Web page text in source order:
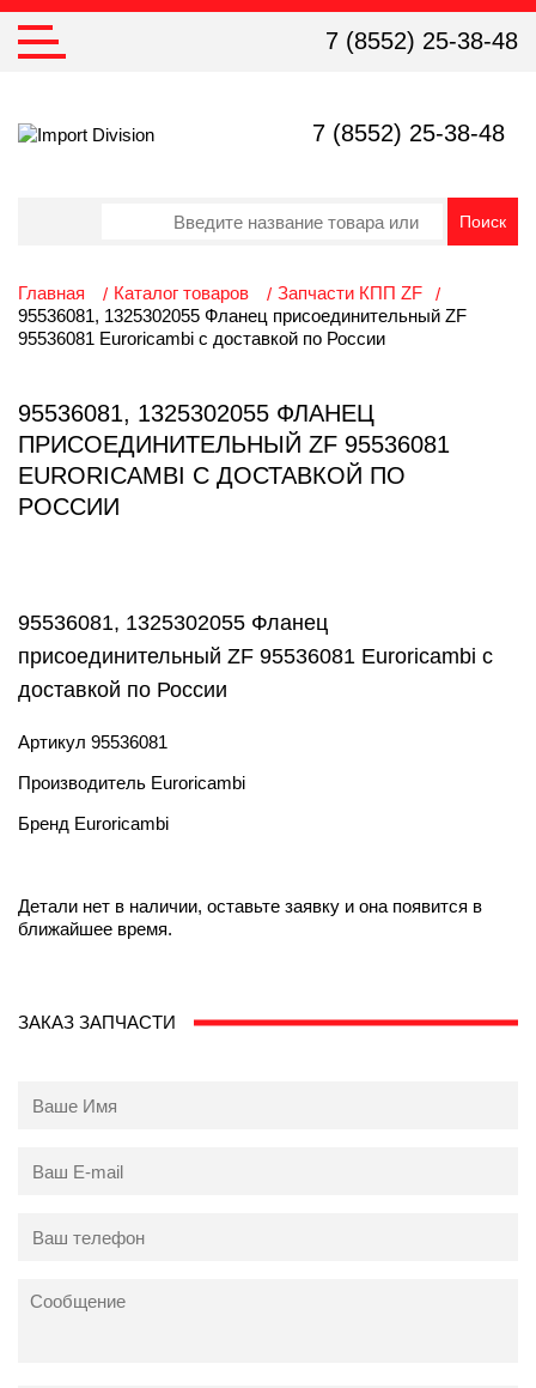
7 (8552) 25-38-48
7 (8552) 25-38-48
Главная Каталог товаров
Запчасти КПП ZF
95536081, 1325302055 Фланец присоединительный ZF
95536081 Euroricambi с доставкой по России
95536081, 1325302055 ФЛАНЕЦ
ПРИСОЕДИНИТЕЛЬНЫЙ ZF 95536081
EURORICAMBI С ДОСТАВКОЙ ПО
РОССИИ
95536081, 1325302055 Фланец
присоединительный ZF 95536081 Euroricambi с
доставкой по России
Артикул 95536081
Производитель Euroricambi
Бренд Euroricambi
Детали нет в наличии, оставьте заявку и она появится в
ближайшее время.
ЗАКАЗ ЗАПЧАСТИ